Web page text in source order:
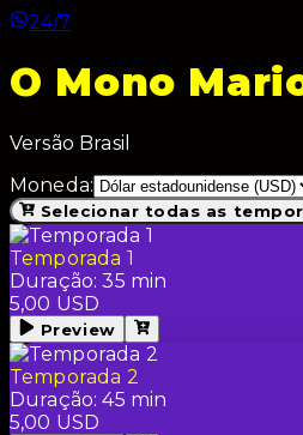
24/7
O Mono
Versão Brasil
Moneda:
Selecionar todas as
Temporada 1
Duração:35 min
5,00 USD
Preview
Temporada 2
Duração:45 min
5,00 USD